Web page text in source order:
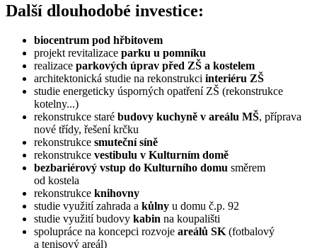
Další dlouhodobé investice:
biocentrum pod hřbitovem
projekt revitalizace parku u pomníku
realizace parkových úprav před ZŠ a kostelem
architektonická studie na rekonstrukci interiéru ZŠ
studie energeticky úsporných opatření ZŠ (rekonstrukce
kotelny...)
rekonstrukce staré budovy kuchyně v areálu MŠ, příprava
nové třídy, řešení krčku
rekonstrukce smuteční síně
rekonstrukce vestibulu v Kulturním domě
bezbariérový vstup do Kulturního domu směrem
od kostela
rekonstrukce knihovny
studie využití zahrada a kůlny u domu č.p. 92
studie využití budovy kabin na koupališti
spolupráce na koncepci rozvoje areálů SK(fotbalový
a tenisový areál)